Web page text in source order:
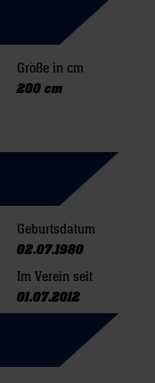
Größe in cm
200 cm
Geburtsdatum
02.07.1980
Im Verein seit
01.07.2012